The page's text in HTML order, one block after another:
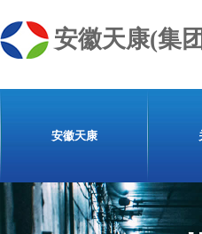
安徽天康(集
安徽天康